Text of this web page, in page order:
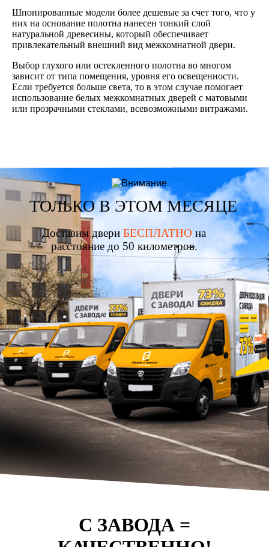
Шпонированные модели более дешевые за счет того, что у
них на основание полотна нанесен тонкий слой
натуральной древесины, который обеспечивает
привлекательный внешний вид межкомнатной двери.
Выбор глухого или остекленного полотна во многом
зависит от типа помещения, уровня его освещенности.
Если требуется больше света, то в этом случае помогает
использование белых межкомнатных дверей с матовыми
или прозрачными стеклами, всевозможными витражами.
ТОЛЬКО В ЭТОМ МЕСЯЦЕ
Доставим двери БЕСПЛАТНО на
расстояние до 50 километров.
С ЗАВОДА =